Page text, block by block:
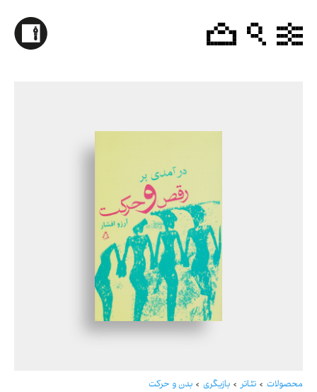
محصولات تئاتر بازیگری بدن و حرکت
درآمدی بر رقص و حرکت بازیگری